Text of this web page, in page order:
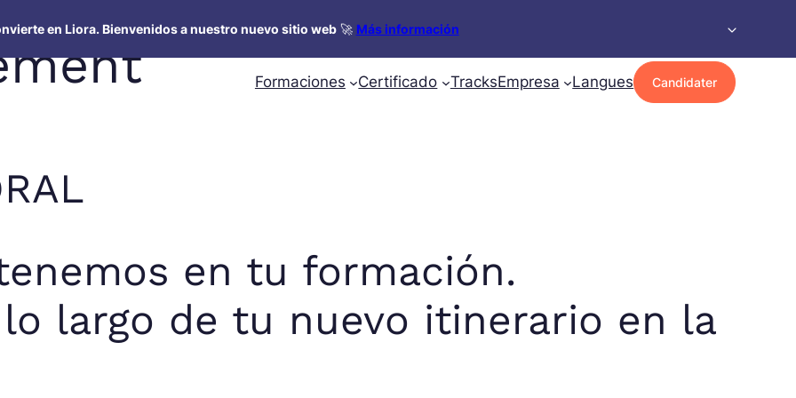
en Liora. Bienvenidos a nuestro nuevo sitio web🚀 Más información
Formaciones Certificado TracksEmpresa Langues Candidater
en tu formación.
largo de tu nuevo itinerario en la